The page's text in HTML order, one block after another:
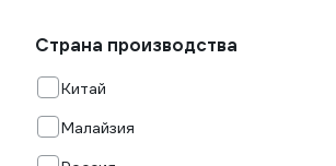
Страна производства
Китай
Малайзия